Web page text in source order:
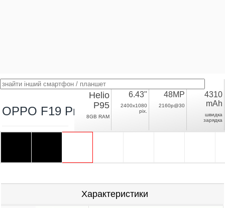
OPPO F19 Pro
Helio
P95
8GB RAM
6.43"
2400x1080
pix.
48MP
2160p@30
4310
mAh
швидка
зарядка
Характеристики